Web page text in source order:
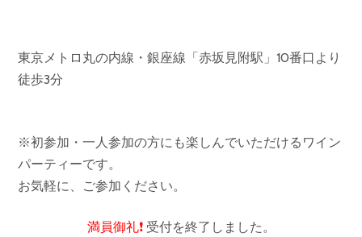
東京メトロ丸の内線・銀座線「赤坂見附駅」10番口より
徒歩3分
※初参加・一人参加の方にも楽しんでいただけるワイン
パーティーです。
お気軽に、ご参加ください。
満員御礼❗️ 受付を終了しました。